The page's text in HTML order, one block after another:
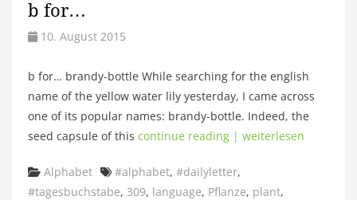
b for…
10. August 2015
b for… brandy-bottle While searching for the english
name of the yellow water lily yesterday, I came across
one of its popular names: brandy-bottle. Indeed, the
seed capsule of this continue reading | weiterlesen
Categories
Alphabet Tags
#alphabet, #dailyletter,
#tagesbuchstabe, 309, language, Pflanze, plant,